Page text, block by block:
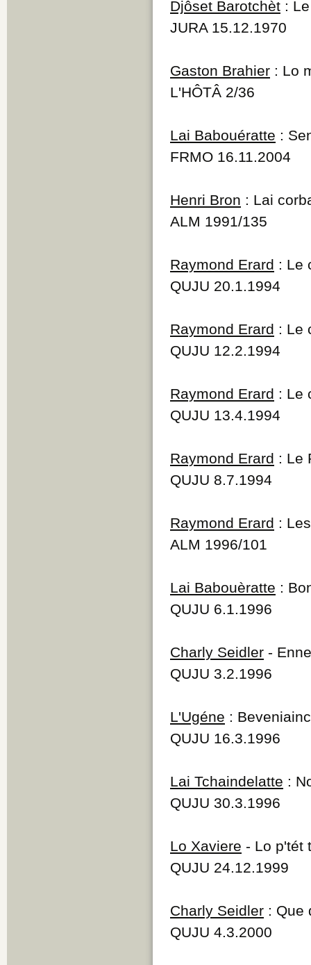
Djôset Barotchèt :
JURA 15.12.1970
Gaston Brahier : Lo
L'HÔTÂ 2/36
Lai Babouératte :
FRMO 16.11.2004
Henri Bron : Lai
ALM 1991/135
Raymond Erard : Le
QUJU 20.1.1994
Raymond Erard : Le
QUJU 12.2.1994
Raymond Erard : Le
QUJU 13.4.1994
Raymond Erard : Le
QUJU 8.7.1994
Raymond Erard :
ALM 1996/101
Lai Babouèratte :
QUJU 6.1.1996
Charly Seidler -
QUJU 3.2.1996
L'Ugéne :
QUJU 16.3.1996
Lai Tchaindelatte :
QUJU 30.3.1996
Lo Xaviere - Lo p'tét
QUJU 24.12.1999
Charly Seidler : Que
QUJU 4.3.2000